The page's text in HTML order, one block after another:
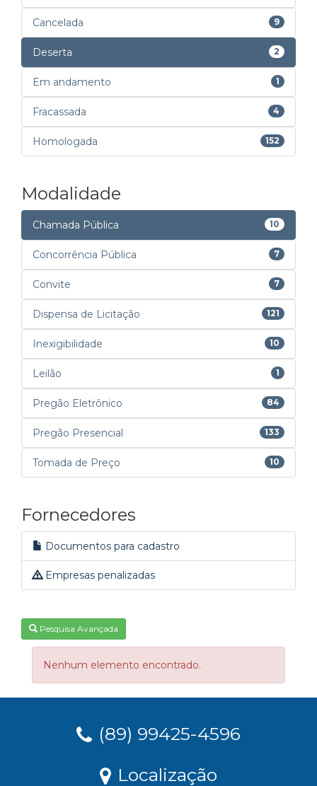
Cancelada 9
Deserta 2
Em andamento 1
Fracassada 4
Homologada 152
Modalidade
Chamada Pública 10
Concorrência Pública 7
Convite 7
Dispensa de Licitação 121
Inexigibilidade 10
Leilão 1
Pregão Eletrônico 84
Pregão Presencial 133
Tomada de Preço 10
Fornecedores
Documentos para cadastro
Empresas penalizadas
Pesquisa Avançada
Nenhum elemento encontrado.
(89) 99425-4596
Localização